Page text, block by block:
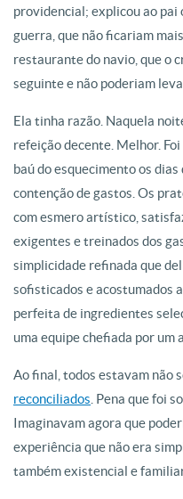
providencial; explicou ao pai
guerra, que não ficariam
restaurante do navio, que o
seguinte e não poderiam
Ela tinha razão. Naquela
refeição decente. Melhor.
baú do esquecimento os
contenção de gastos. Os
com esmero artístico,
exigentes e treinados dos
simplicidade refinada que
sofisticados e acostumados
perfeita de ingredientes
uma equipe chefiada por um
Ao final, todos estavam não
reconciliados. Pena que foi
Imaginavam agora que
experiência que não era
também existencial e